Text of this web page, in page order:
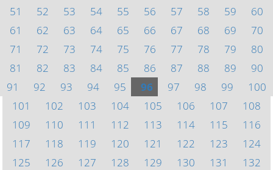
51
52 53 54 55 56 57 58 59
60
61
62 63 64 65 66 67 68 69
70
71
72 73 74 75 76 77 78 79
80
81
82 83 84 85 86 87 88 89
90
91
92 93 94 95 96 97 98 99
100
101
102 103 104 105 106 107
108
109
110 111 112 113 114 115
116
117
118 119 120 121 122 123
124
125
126 127 128 129 130 131
132